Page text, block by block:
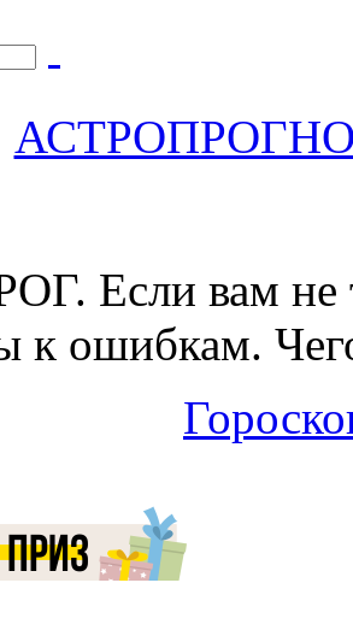
Если вам не
к ошибкам.